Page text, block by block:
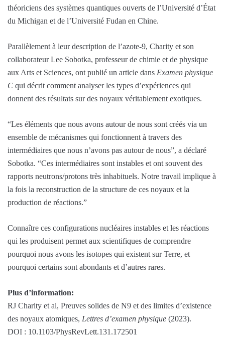
théoriciens des systèmes quantiques ouverts de l’Université d’État
du Michigan et de l’Université Fudan en Chine.
Parallèlement à leur description de l’azote-9, Charity et son
collaborateur Lee Sobotka, professeur de chimie et de physique
aux Arts et Sciences, ont publié un article dans Examen physique
C qui décrit comment analyser les types d’expériences qui
donnent des résultats sur des noyaux véritablement exotiques.
“Les éléments que nous avons autour de nous sont créés via un
ensemble de mécanismes qui fonctionnent à travers des
intermédiaires que nous n’avons pas autour de nous”, a déclaré
Sobotka. “Ces intermédiaires sont instables et ont souvent des
rapports neutrons/protons très inhabituels. Notre travail implique à
la fois la reconstruction de la structure de ces noyaux et la
production de réactions.”
Connaître ces configurations nucléaires instables et les réactions
qui les produisent permet aux scientifiques de comprendre
pourquoi nous avons les isotopes qui existent sur Terre, et
pourquoi certains sont abondants et d’autres rares.
Plus d’information:
RJ Charity et al, Preuves solides de N9 et des limites d’existence
des noyaux atomiques, Lettres d’examen physique (2023).
DOI : 10.1103/PhysRevLett.131.172501